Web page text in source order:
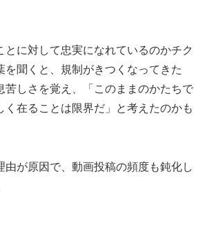
とに対して忠実になれているのかチク
を聞くと、規制がきつくなってきた
苦しさを覚え、「このままのかたちで
く在ることは限界だ」と考えたのかも
由が原因で、動画投稿の頻度も鈍化し